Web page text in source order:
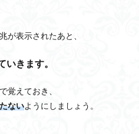
が表示されたあと、
きます。
覚えておき、
ないようにしましょう。